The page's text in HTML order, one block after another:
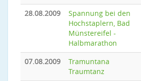
28.08.2009
Spannung bei den
Hochstaplern, Bad
Münstereifel -
Halbmarathon
07.08.2009
Tramuntana
Traumtanz